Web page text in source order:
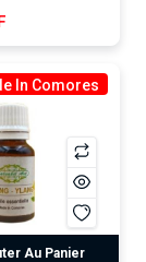
In Comores
Au Panier